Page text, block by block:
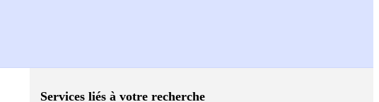
Services liés à votre recherche